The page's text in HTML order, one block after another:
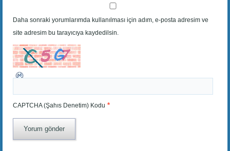
Daha sonraki yorumlarımda kullanılması için adım, e-posta adresim ve
site adresim bu tarayıcıya kaydedilsin.
CAPTCHA (Şahıs Denetim) Kodu *